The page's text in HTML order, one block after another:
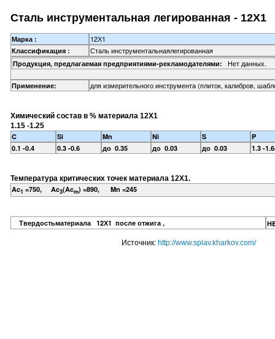
Сталь инструментальная легированная - 12Х1
Марка : 12Х1
Классификация : Сталь инструментальнаялегированная
Продукция, предлагаемая предприятиями-рекламодателями: Нет данных.
Применение: для измерительного инструмента (плиток, калибров,
Химический состав в % материала 12Х1
1.15 -1.25
C Si Mn Ni S
P
0.1 -0.4
0.3 -0.6 до 0.35 до 0.03 до 0.03 1.3 -
Температура критических точек материала 12Х1.
Ac1 =750, Ac3(Acm) =890, Mn =245
Твердостьматериала 12Х1 после отжига ,
Источник: http://www.splav.kharkov.com/